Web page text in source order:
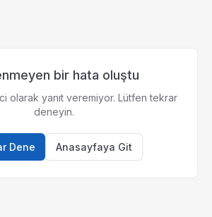
bir hata oluştu
olarak yanıt veremiyor. Lütfen tekrar
deneyin.
Dene Anasayfaya Git